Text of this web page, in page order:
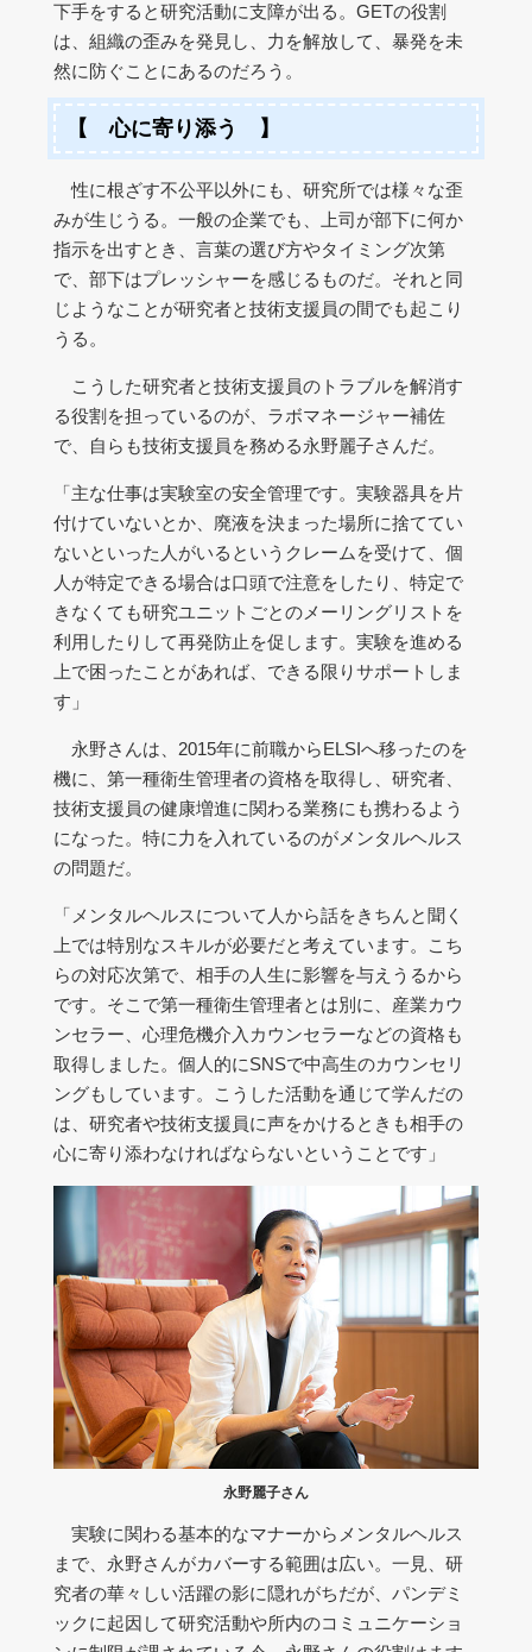
下手をすると研究活動に支障が出る。GETの役割
は、組織の歪みを発見し、力を解放して、暴発を未
然に防ぐことにあるのだろう。
【 心に寄り添う 】
性に根ざす不公平以外にも、研究所では様々な歪
みが生じうる。一般の企業でも、上司が部下に何か
指示を出すとき、言葉の選び方やタイミング次第
で、部下はプレッシャーを感じるものだ。それと同
じようなことが研究者と技術支援員の間でも起こり
うる。
こうした研究者と技術支援員のトラブルを解消す
る役割を担っているのが、ラボマネージャー補佐
で、自らも技術支援員を務める永野麗子さんだ。
「主な仕事は実験室の安全管理です。実験器具を片
付けていないとか、廃液を決まった場所に捨ててい
ないといった人がいるというクレームを受けて、個
人が特定できる場合は口頭で注意をしたり、特定で
きなくても研究ユニットごとのメーリングリストを
利用したりして再発防止を促します。実験を進める
上で困ったことがあれば、できる限りサポートしま
す」
永野さんは、2015年に前職からELSIへ移ったのを
機に、第一種衛生管理者の資格を取得し、研究者、
技術支援員の健康増進に関わる業務にも携わるよう
になった。特に力を入れているのがメンタルヘルス
の問題だ。
「メンタルヘルスについて人から話をきちんと聞く
上では特別なスキルが必要だと考えています。こち
らの対応次第で、相手の人生に影響を与えうるから
です。そこで第一種衛生管理者とは別に、産業カウ
ンセラー、心理危機介入カウンセラーなどの資格も
取得しました。個人的にSNSで中高生のカウンセリ
ングもしています。こうした活動を通じて学んだの
は、研究者や技術支援員に声をかけるときも相手の
心に寄り添わなければならないということです」
永野麗子さん
実験に関わる基本的なマナーからメンタルヘルス
まで、永野さんがカバーする範囲は広い。一見、研
究者の華々しい活躍の影に隠れがちだが、パンデミ
ックに起因して研究活動や所内のコミュニケーショ